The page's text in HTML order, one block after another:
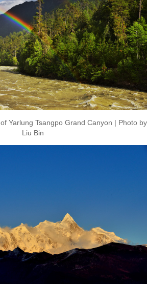
Yarlung Tsangpo Grand Canyon | Photo by
Liu Bin